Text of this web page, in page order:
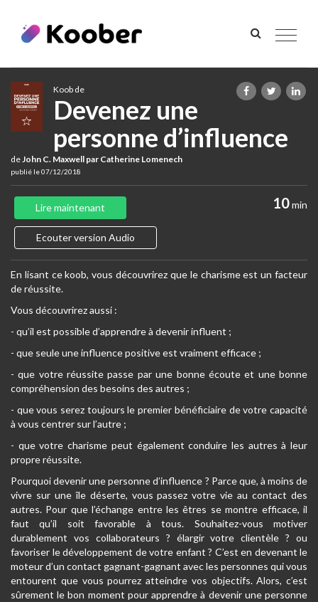
Toggle
Koob de
Devenez une
personne d’influence
deJohn C. Maxwell par Catherine Lomenech
publié le 07/12/2018
10min
Lire maintenant
Ecouter version Audio
En lisant ce koob, vous découvrirez que le charisme est un facteur
de réussite.
Vous découvrirez aussi :
- qu’il est possible d’apprendre à devenir influent ;
- que seule une influence positive est vraiment efficace ;
- que votre réussite passe par une bonne écoute et une bonne
compréhension des besoins des autres ;
- que vous serez toujours le premier bénéficiaire de votre capacité
à vous centrer sur l’autre ;
- que votre charisme peut également conduire les autres à leur
propre réussite.
Pourquoi devenir une personne d’influence ? Parce que, à moins de
vivre sur une île déserte, vous passez votre vie au contact des
autres. Pour que l’échange entre les êtres se montre efficace, il
faut qu’il soit favorable à tous. Souhaitez-vous motiver
durablement vos collaborateurs ? élargir votre clientèle ? ou
favoriser le développement de votre enfant ? C’est en devenant le
moteur d’un contact gagnant-gagnant avec les personnes qui vous
entourent que vous pourrez atteindre vos objectifs. Alors, c’est
sûrement le bon moment pour apprendre à devenir une personne